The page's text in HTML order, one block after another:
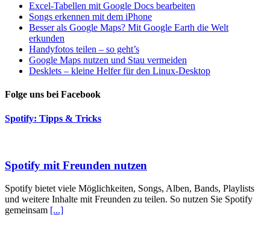
Excel-Tabellen mit Google Docs bearbeiten
Songs erkennen mit dem iPhone
Besser als Google Maps? Mit Google Earth die Welt
erkunden
Handyfotos teilen – so geht’s
Google Maps nutzen und Stau vermeiden
Desklets – kleine Helfer für den Linux-Desktop
Folge uns bei Facebook
Spotify: Tipps & Tricks
Spotify mit Freunden nutzen
Spotify bietet viele Möglichkeiten, Songs, Alben, Bands, Playlists
und weitere Inhalte mit Freunden zu teilen. So nutzen Sie Spotify
gemeinsam [...]